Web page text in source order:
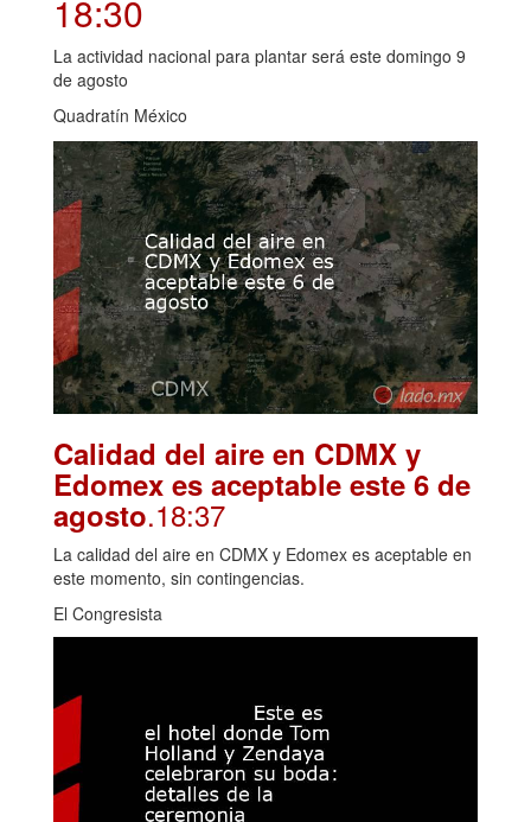
18:30
La actividad nacional para plantar será este domingo 9
de agosto
Quadratín México
Calidad del aire en CDMX y
Edomex es aceptable este 6 de
agosto.18:37
La calidad del aire en CDMX y Edomex es aceptable en
este momento, sin contingencias.
El Congresista